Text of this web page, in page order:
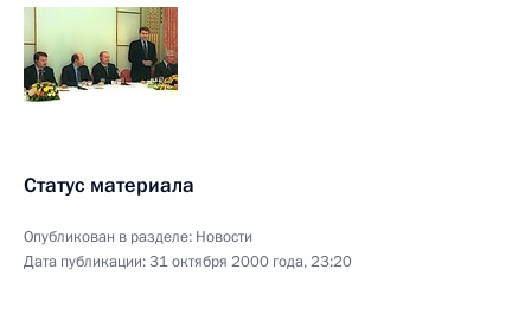
Статус материала
Опубликован в разделе: Новости
Дата публикации:31 октября 2000 года, 23:20